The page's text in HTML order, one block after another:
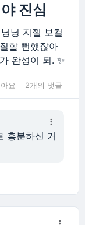
진심
닝 지젤 보컬
할 뻔했잖아
완성이 되. ✨
요 2개의 댓글
흥분하신 거